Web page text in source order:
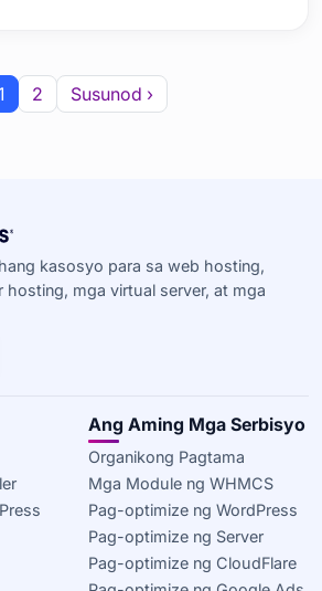
2 Susunod ›
kasosyo para sa web hosting,
hosting, mga virtual server, at mga
Ang Aming Mga Serbisyo
Organikong Pagtama
Mga Module ng WHMCS
Pag-optimize ng WordPress
Pag-optimize ng Server
Pag-optimize ng CloudFlare